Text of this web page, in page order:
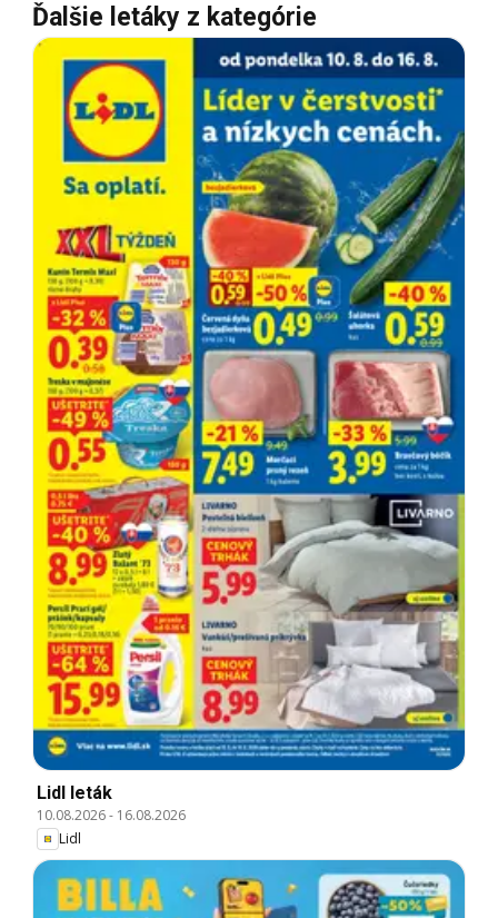
Ďalšie letáky z kategórie
Lidl leták
10.08.2026- 16.08.2026
Lidl